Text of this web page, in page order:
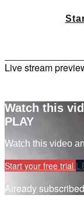
Live stream
Watch this
PLAY
Watch this video
Start your free trial
Already